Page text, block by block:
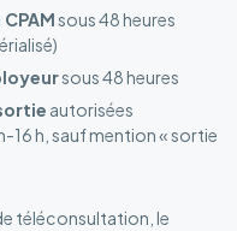
sous 48 heures
sous 48 heures
autorisées
16 h, sauf mention « sortie
téléconsultation, le